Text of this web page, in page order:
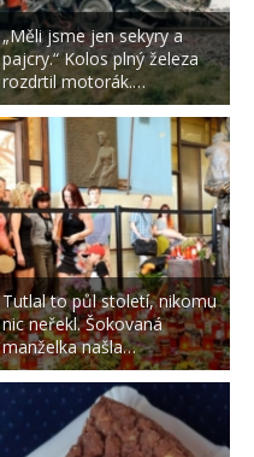
„Měli jsme jen sekyry a
pajcry.“ Kolos plný železa
rozdrtil motorák.…
Tutlal to půl století, nikomu
nic neřekl. Šokovaná
manželka našla…